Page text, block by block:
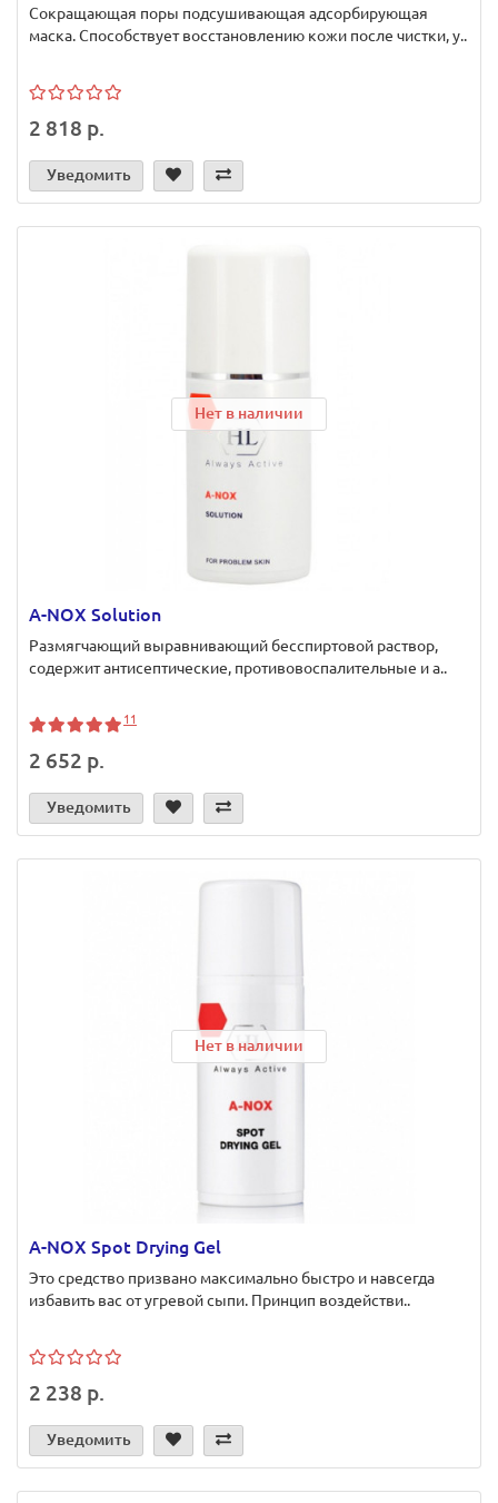
Сокращающая поры подсушивающая адсорбирующая
маска. Способствует восстановлению кожи после чистки, у..
2 818 р.
Уведомить
Нет в наличии
A-NOX Solution
Размягчающий выравнивающий бесспиртовой раствор,
содержит антисептические, противовоспалительные и а..
11
2 652 р.
Уведомить
Нет в наличии
A-NOX Spot Drying Gel
Это средство призвано максимально быстро и навсегда
избавить вас от угревой сыпи. Принцип воздействи..
2 238 р.
Уведомить